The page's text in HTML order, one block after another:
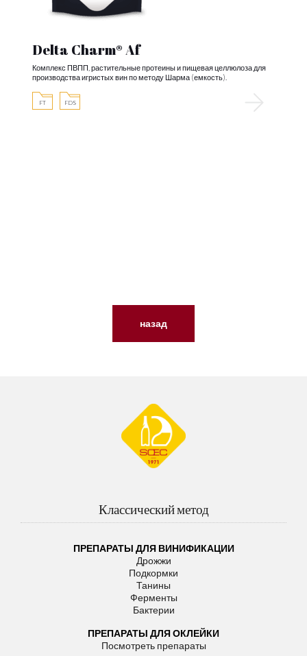
Delta Charm® Af
Комплекс ПВПП, растительные протеины и пищевая целлюлоза для
производства игристых вин по методу Шарма (емкость).
FT FDS
назад
Классический метод
ПРЕПАРАТЫ ДЛЯ ВИНИФИКАЦИИ
Дрожжи
Подкормки
Танины
Ферменты
Бактерии
ПРЕПАРАТЫ ДЛЯ ОКЛЕЙКИ
Посмотреть препараты